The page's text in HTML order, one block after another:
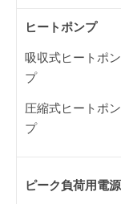
ヒートポンプ
吸収式ヒートポン
プ
圧縮式ヒートポン
プ
ピーク負荷用電源